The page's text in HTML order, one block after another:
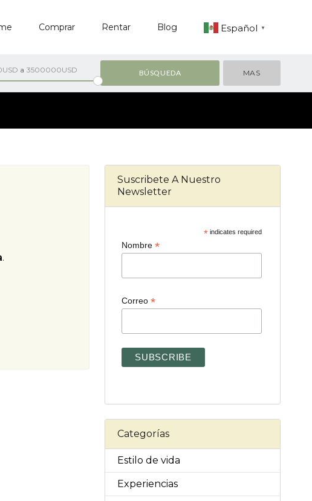
Comprar Rentar Blog Español ▼
a 3500000USD MAS
.
Suscribete A Nuestro
Newsletter
* indicates required
Nombre*
Correo*
Categorías
Estilo de vida
Experiencias